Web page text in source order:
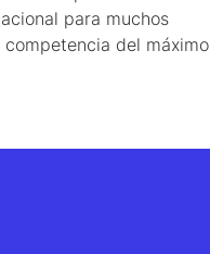
para muchos
del máximo